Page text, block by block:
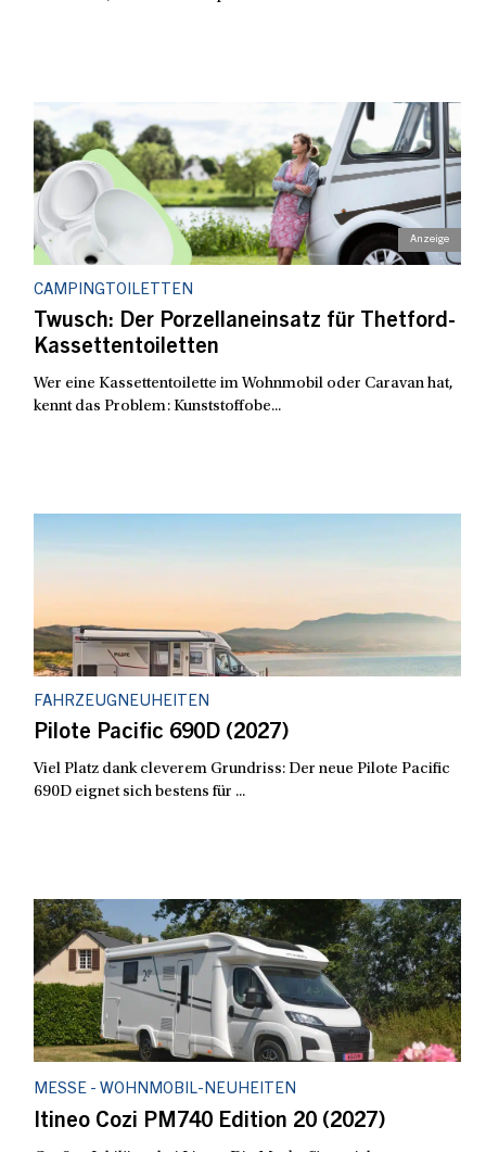
CAMPINGTOILETTEN
Twusch: Der Porzellaneinsatz für Thetford-
Kassettentoiletten
Wer eine Kassettentoilette im Wohnmobil oder Caravan hat,
kennt das Problem: Kunststoffobe...
FAHRZEUGNEUHEITEN
Pilote Pacific 690D (2027)
Viel Platz dank cleverem Grundriss: Der neue Pilote Pacific
690D eignet sich bestens für ...
MESSE - WOHNMOBIL-NEUHEITEN
Itineo Cozi PM740 Edition 20 (2027)